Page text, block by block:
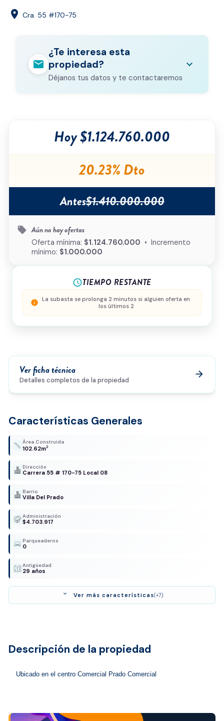
location_on Cra. 55 #170-75
mail
¿Te interesa esta
propiedad?
Déjanos tus datos y te contactaremos
expand_more
Correo electrónico
¿Cómo podemos ayudarte?
0/500
Acepto lapolítica de privacidady el tratamiento de
datos
Enviar solicitud
Hoy $1.124.760.000
20.23% Dto
Antes$1.410.000.000
local_offer Aún no hay ofertas
Oferta mínima: $1.124.760.000 • Incremento
mínimo: $1.000.000
scheduleTIEMPO RESTANTE
info La subasta se prolonga 2 minutos si alguien oferta en
los últimos 2
Ver ficha técnica
Detalles completos de la propiedad
arrow_forward
Características Generales
Área Construida
102.62m2
Dirección
Carrera 55 # 170-75 Local 08
Barrio
Villa Del Prado
Administración
$4.703.917
Parqueaderos
0
Antigüedad
29 años
expand_more Ver más características(+7)
Descripción de la propiedad